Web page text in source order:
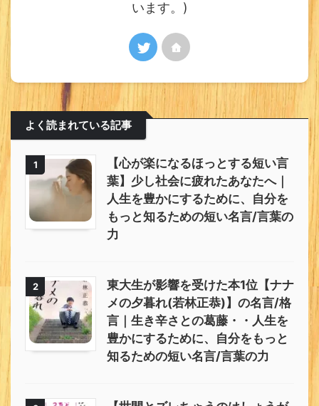
います。)
よく読まれている記事
1
【心が楽になるほっとする短い言
葉】少し社会に疲れたあなたへ｜
人生を豊かにするために、自分を
もっと知るための短い名言/言葉の
力
2
東大生が影響を受けた本1位【ナナ
メの夕暮れ(若林正恭)】の名言/格
言｜生き辛さとの葛藤・・人生を
豊かにするために、自分をもっと
知るための短い名言/言葉の力